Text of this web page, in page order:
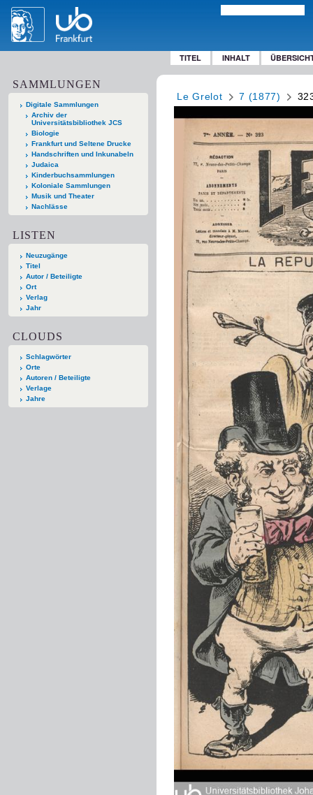
TITEL INHALT
SAMMLUNGEN
Digitale Sammlungen
Archiv der
Universitätsbibliothek JCS
Biologie
Frankfurt und Seltene Drucke
Handschriften und Inkunabeln
Judaica
Kinderbuchsammlungen
Koloniale Sammlungen
Musik und Theater
Nachlässe
LISTEN
Neuzugänge
Titel
Autor / Beteiligte
Ort
Verlag
Jahr
CLOUDS
Schlagwörter
Orte
Autoren / Beteiligte
Verlage
Jahre
Le Grelot 7 (1877)